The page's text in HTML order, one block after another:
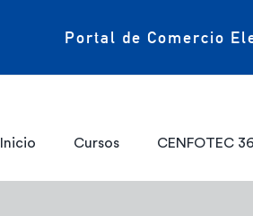
Portal de Comercio
Inicio Cursos CENFOTEC